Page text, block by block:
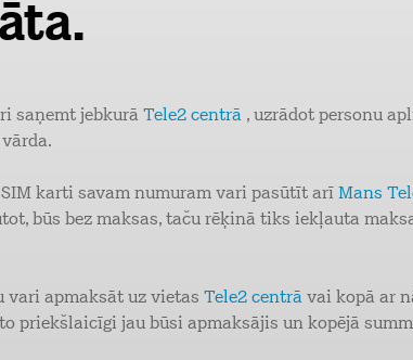
saņemt jebkurā Tele2 centrā , uzrādot personu
karti savam numuram vari pasūtīt arī Mans
būs bez maksas, taču rēķinā tiks iekļauta
vari apmaksāt uz vietas Tele2 centrā vai kopā ar
priekšlaicīgi jau būsi apmaksājis un kopējā